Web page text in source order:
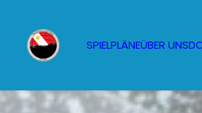
SPIELPLÄNEÜBER UNS